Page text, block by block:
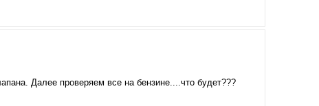
Далее проверяем все на бензине....что будет???